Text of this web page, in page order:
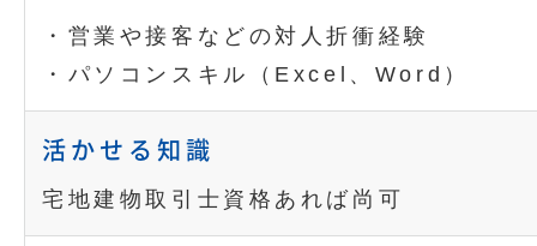
・営業や接客などの対人折衝経験
・パソコンスキル（Excel、Word）
活かせる知識
宅地建物取引士資格あれば尚可